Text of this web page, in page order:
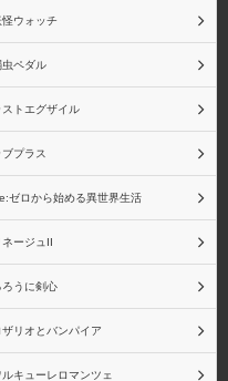
怪ウォッチ
虫ペダル
ストエグザイル
ブプラス
ゼロから始める異世界生活
ネージュII
ろうに剣心
ザリオとバンパイア
ルキューレロマンツェ